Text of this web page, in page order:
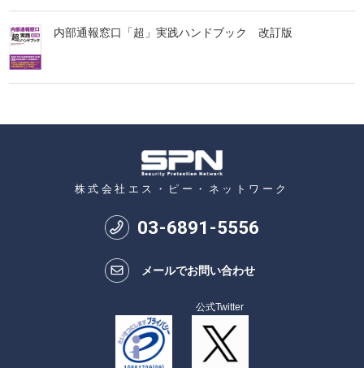
内部通報窓口「超」実践ハンドブック 改訂版
株式会社エス・ピー・ネットワーク
03-6891-5556
メールでお問い合わせ
公式Twitter